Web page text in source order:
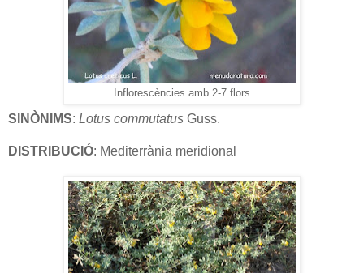
Inflorescències amb 2-7 flors
SINÒNIMS: Lotus commutatus Guss.
DISTRIBUCIÓ: Mediterrània meridional